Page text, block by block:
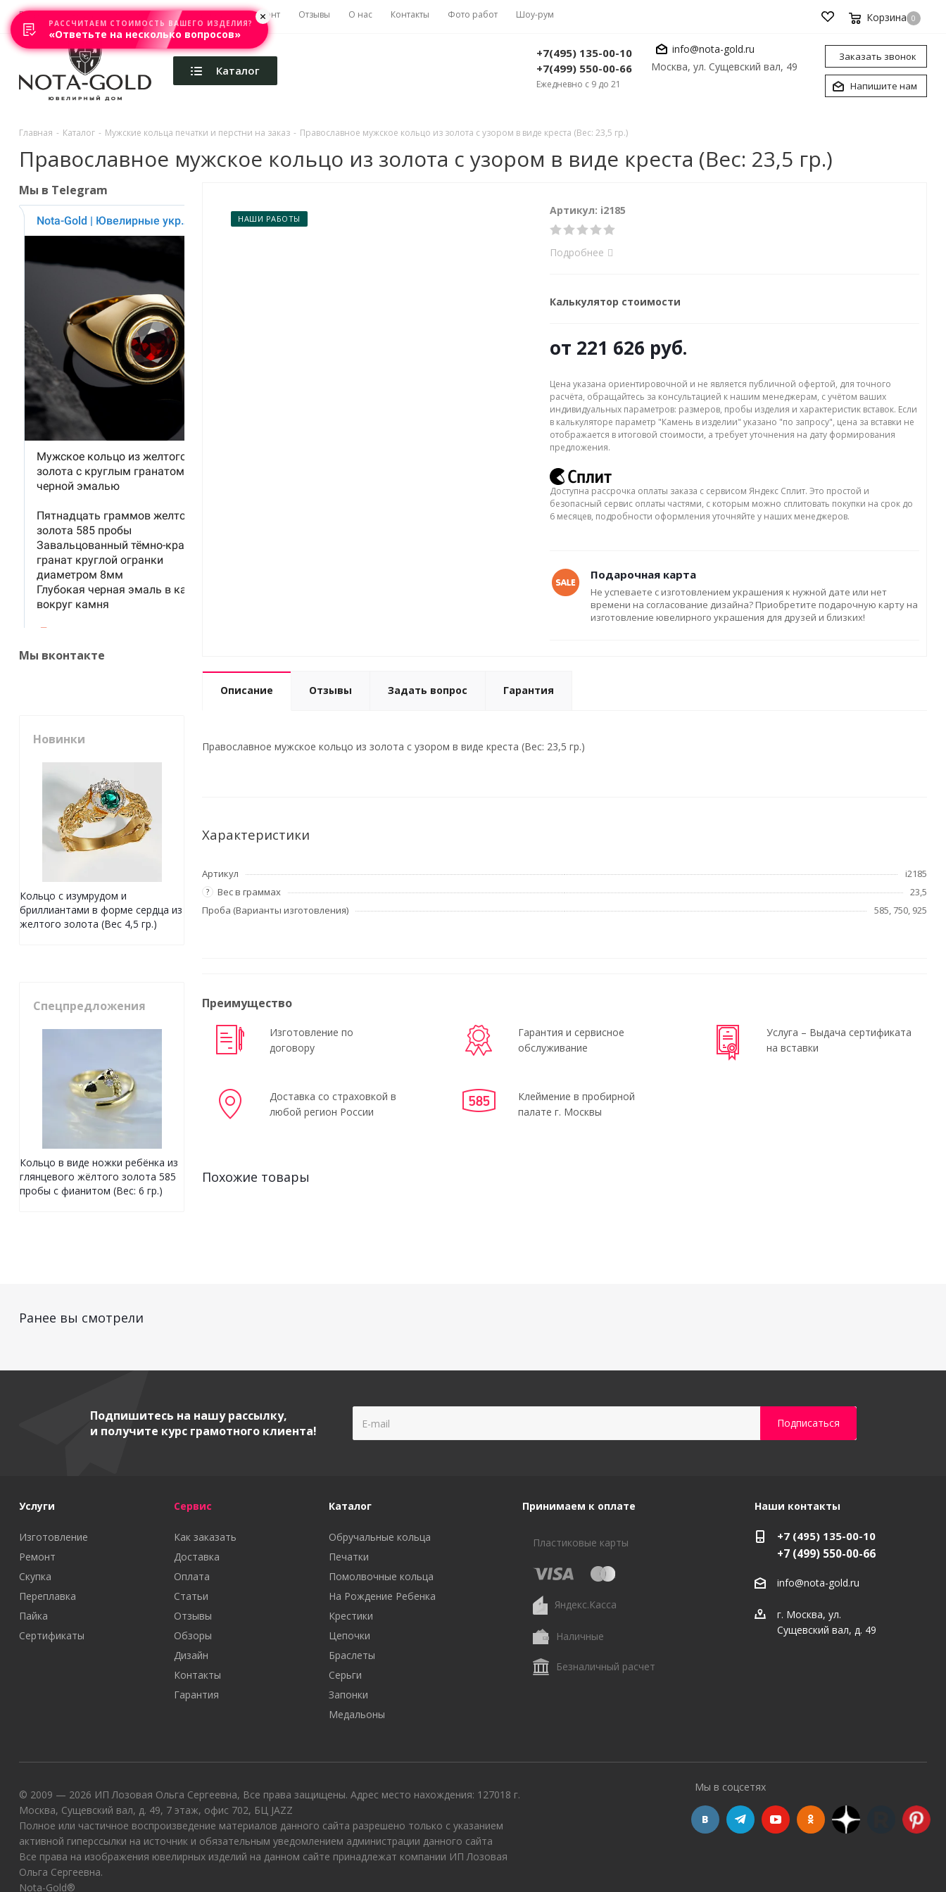
Главная Акции Каталоги Изготовление Ремонт Отзывы О нас Контакты Фото работ Шоу-рум Корзина 0
Каталог
+7(495) 135-00-10
+7(499) 550-00-66
Ежедневно с 9 до 21
info@nota-gold.ru
Москва, ул. Сущевский вал, 49
Заказать звонок
Напишите нам
Главная - Каталог - Мужские кольца печатки и перстни на заказ - Православное мужское кольцо из золота с узором в виде креста (Вес: 23,5 гр.)
Православное мужское кольцо из золота с узором в виде креста (Вес: 23,5 гр.)
НАШИ РАБОТЫ
Артикул: i2185
Подробнее
Калькулятор стоимости
от 221 626 руб.
Цена указана ориентировочной и не является публичной офертой, для точного
расчёта, обращайтесь за консультацией к нашим менеджерам, с учётом ваших
индивидуальных параметров: размеров, пробы изделия и характеристик вставок. Если
в калькуляторе параметр "Камень в изделии" указано "по запросу", цена за вставки не
отображается в итоговой стоимости, а требует уточнения на дату формирования
предложения.
Доступна рассрочка оплаты заказа с сервисом Яндекс Сплит. Это простой и
безопасный сервис оплаты частями, с которым можно сплитовать покупки на срок до
6 месяцев, подробности оформления уточняйте у наших менеджеров.
Подарочная карта
Не успеваете с изготовлением украшения к нужной дате или нет
времени на согласование дизайна? Приобретите подарочную карту на
изготовление ювелирного украшения для друзей и близких!
Описание Отзывы Задать вопрос Гарантия
Православное мужское кольцо из золота с узором в виде креста (Вес: 23,5 гр.)
Характеристики
Артикул i2185
? Вес в граммах
23,5
Проба (Варианты изготовления)
585, 750, 925
Преимущество
Изготовление по
договору
Гарантия и сервисное
обслуживание
Услуга – Выдача сертификата
на вставки
Доставка со страховкой в
любой регион России
Клеймение в пробирной
палате г. Москвы
Похожие товары
Мы в Telegram
Мы вконтакте
Новинки
Кольцо с изумрудом и
бриллиантами в форме сердца из
желтого золота (Вес 4,5 гр.)
Спецпредложения
Кольцо в виде ножки ребёнка из
глянцевого жёлтого золота 585
пробы с фианитом (Вес: 6 гр.)
Ранее вы смотрели
Подпишитесь на нашу рассылку,
и получите курс грамотного клиента!
Услуги
Изготовление
Ремонт
Скупка
Переплавка
Пайка
Сертификаты
Сервис
Как заказать
Доставка
Оплата
Статьи
Отзывы
Обзоры
Дизайн
Контакты
Гарантия
Каталог
Обручальные кольца
Печатки
Помолвочные кольца
На Рождение Ребенка
Крестики
Цепочки
Браслеты
Серьги
Запонки
Медальоны
Принимаем к оплате
Пластиковые карты
Яндекс.Касса
Наличные
Безналичный расчет
Наши контакты
+7 (495) 135-00-10
+7 (499) 550-00-66
info@nota-gold.ru
г. Москва, ул.
Сущевский вал, д. 49
© 2009 — 2026 ИП Лозовая Ольга Сергеевна, Все права защищены. Адрес место нахождения: 127018 г.
Москва, Сущевский вал, д. 49, 7 этаж, офис 702, БЦ JAZZ
Полное или частичное воспроизведение материалов данного сайта разрешено только с указанием
активной гиперссылки на источник и обязательным уведомлением администрации данного сайта
Все права на изображения ювелирных изделий на данном сайте принадлежат компании ИП Лозовая
Ольга Сергеевна.
Nota-Gold®
Мы в соцсетях
РАССЧИТАЕМ СТОИМОСТЬ ВАШЕГО ИЗДЕЛИЯ?
«Ответьте на несколько вопросов»